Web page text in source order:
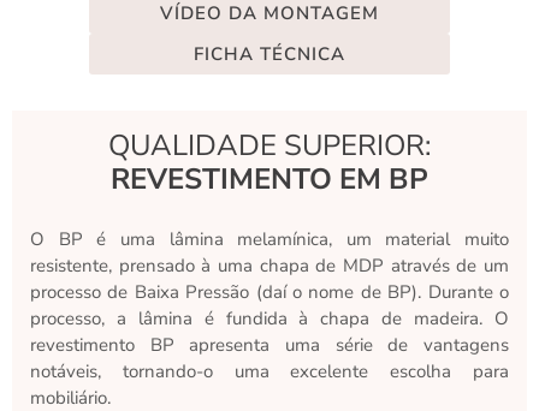
VÍDEO DA MONTAGEM
FICHA TÉCNICA
QUALIDADE SUPERIOR:
REVESTIMENTO EM BP
O BP é uma lâmina melamínica, um material muito
resistente, prensado à uma chapa de MDP através de um
processo de Baixa Pressão (daí o nome de BP). Durante o
processo, a lâmina é fundida à chapa de madeira. O
revestimento BP apresenta uma série de vantagens
notáveis, tornando-o uma excelente escolha para
mobiliário.